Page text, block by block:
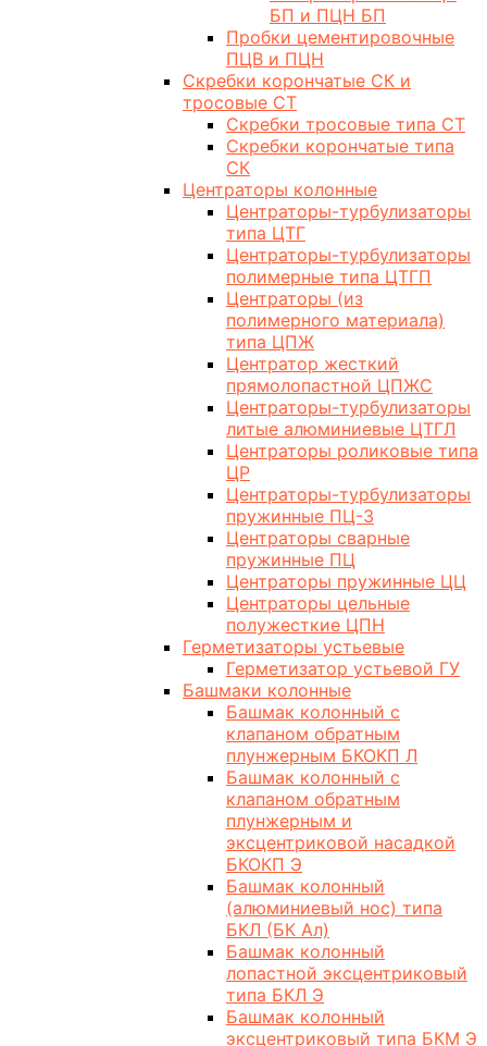
БП и ПЦН БП
Пробки цементировочные
ПЦВ и ПЦН
Скребки корончатые СК и
тросовые СТ
Скребки тросовые типа СТ
Скребки корончатые типа
СК
Центраторы колонные
Центраторы-турбулизаторы
типа ЦТГ
Центраторы-турбулизаторы
полимерные типа ЦТГП
Центраторы (из
полимерного материала)
типа ЦПЖ
Центратор жесткий
прямолопастной ЦПЖС
Центраторы-турбулизаторы
литые алюминиевые ЦТГЛ
Центраторы роликовые типа
ЦР
Центраторы-турбулизаторы
пружинные ПЦ-3
Центраторы сварные
пружинные ПЦ
Центраторы пружинные ЦЦ
Центраторы цельные
полужесткие ЦПН
Герметизаторы устьевые
Герметизатор устьевой ГУ
Башмаки колонные
Башмак колонный с
клапаном обратным
плунжерным БКОКП Л
Башмак колонный с
клапаном обратным
плунжерным и
эксцентриковой насадкой
БКОКП Э
Башмак колонный
(алюминиевый нос) типа
БКЛ (БК Ал)
Башмак колонный
лопастной эксцентриковый
типа БКЛ Э
Башмак колонный
эксцентриковый типа БКМ Э